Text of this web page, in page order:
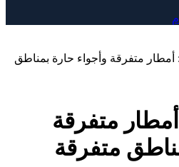
متفرقة وأجواء حارة بمناطق
متفرقة
متفرقة